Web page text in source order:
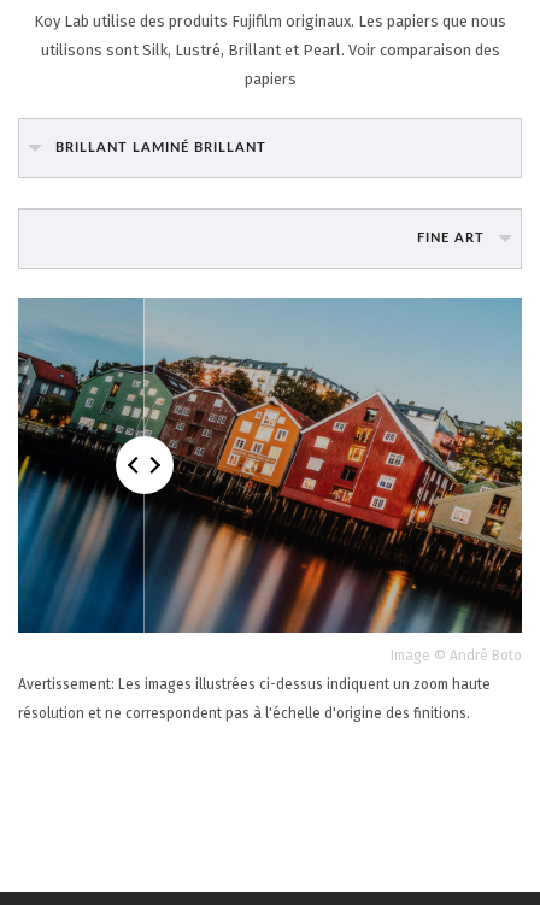
Koy Lab utilise des produits Fujifilm originaux. Les papiers que nous
utilisons sont Silk, Lustré, Brillant et Pearl. Voir comparaison des
papiers
Image © André Boto
Avertissement: Les images illustrées ci-dessus indiquent un zoom haute
résolution et ne correspondent pas à l'échelle d'origine des finitions.